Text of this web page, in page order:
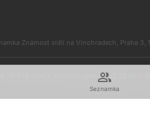
group
Seznamka
Známost sídlí na Vinohradech, Praha 3,
70 675 členů, seznamujete se už 25 let